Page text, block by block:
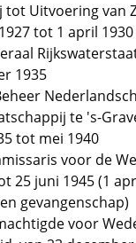
tot Uitvoering van
tot 1 april 1930
1935
te 's-
tot mei 1940
voor de
25 juni 1945 (1
gevangenschap)
voor